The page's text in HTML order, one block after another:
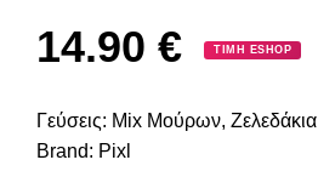
14.90 € ΤΙΜΗ ESHOP
Γεύσεις: Mix Μούρων, Ζελεδάκια
Brand: Pixl